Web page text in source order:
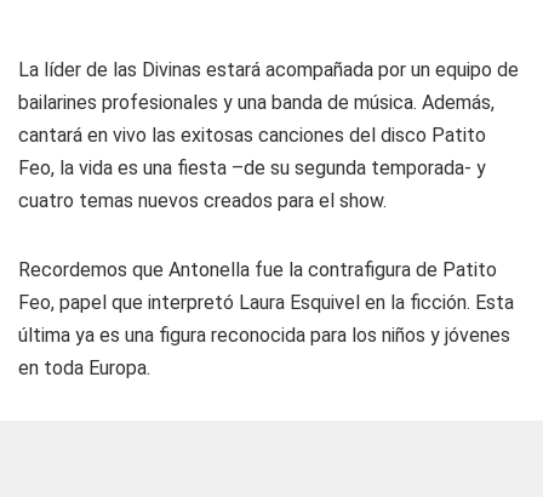
La líder de las Divinas estará acompañada por un equipo de
bailarines profesionales y una banda de música. Además,
cantará en vivo las exitosas canciones del disco Patito
Feo, la vida es una fiesta –de su segunda temporada- y
cuatro temas nuevos creados para el show.
Recordemos que Antonella fue la contrafigura de Patito
Feo, papel que interpretó Laura Esquivel en la ficción. Esta
última ya es una figura reconocida para los niños y jóvenes
en toda Europa.